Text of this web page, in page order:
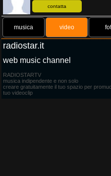
contatta
musica video
radiostar.it
web music channel
RADIOSTARTV
musica indipendente e non solo
creare gratuitamente il tuo spazio per
tuo videoclip